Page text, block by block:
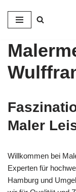
Zum
springen
Maler
Willkommen bei
Experten für
Hamburg und